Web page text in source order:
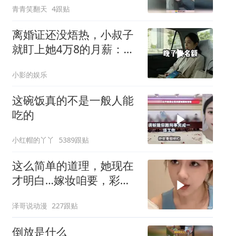
青青笑翻天 4跟贴
离婚证还没焐热，小叔子
就盯上她4万8的月薪：转
小影的娱乐
这碗饭真的不是一般人能
吃的
小红帽的丫丫 5389跟贴
这么简单的道理，她现在
才明白…嫁妆咱要，彩礼
泽哥说动漫 227跟贴
倒放是什么